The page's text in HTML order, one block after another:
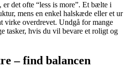
det ofte “less is more”. Et bælte i
mens en enkel halskæde eller et ur
virke overdrevet. Undgå for mange
tasker, hvis du vil bevare et roligt og
– find balancen